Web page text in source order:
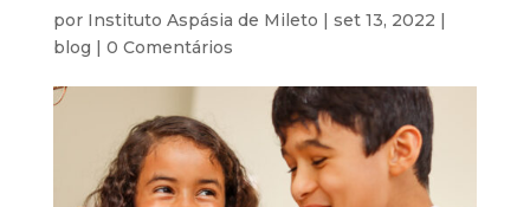
por Instituto Aspásia de Mileto | set 13, 2022 |
blog | 0 Comentários